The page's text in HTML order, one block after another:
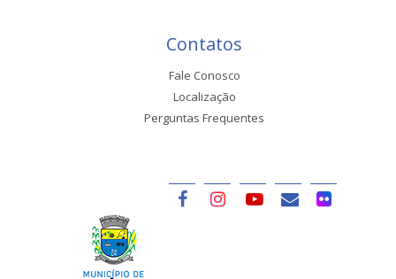
Contatos
Fale Conosco
Localização
Perguntas Frequentes